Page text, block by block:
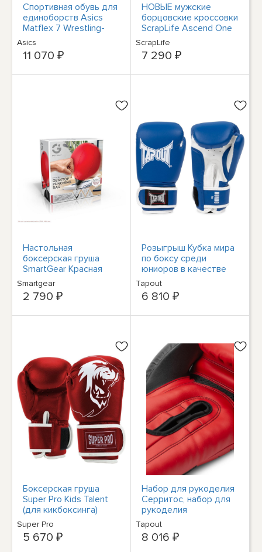
Спортивная обувь для
единоборств Asics
Matflex 7 Wrestling-
Schuhe Boxing MMA
Ringerschuhe 001
Asics
11 070 ₽
НОВЫЕ мужские
борцовские кроссовки
ScrapLife Ascend One
черного / белого
цвета - Выбирайте
размер!
ScrapLife
7 290 ₽
Настольная
боксерская груша
SmartGear Красная
Smartgear
2 790 ₽
Розыгрыш Кубка мира
по боксу среди
юниоров в качестве
призера (1 пара)
Tapout
6 810 ₽
Боксерская груша
Super Pro Kids Talent
(для кикбоксинга)
SPBG130-40100
Super Pro
5 670 ₽
Набор для рукоделия
Серритос, набор для
рукоделия
Кунстледер (1 пара)
Tapout
8 016 ₽